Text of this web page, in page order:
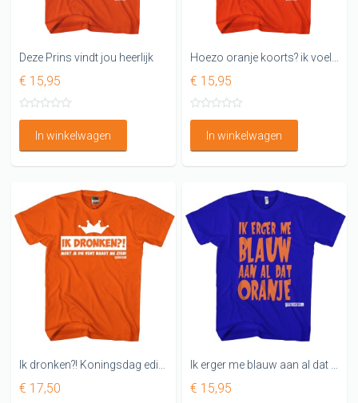
Deze Prins vindt jou heerlijk
€ 15,95
In winkelwagen
Hoezo oranje koorts? ik voel me prima
€ 15,95
In winkelwagen
Ik dronken?! Koningsdag editie 2022
€ 17,50
Ik erger me blauw aan al dat oranje T-shirt
€ 15,95